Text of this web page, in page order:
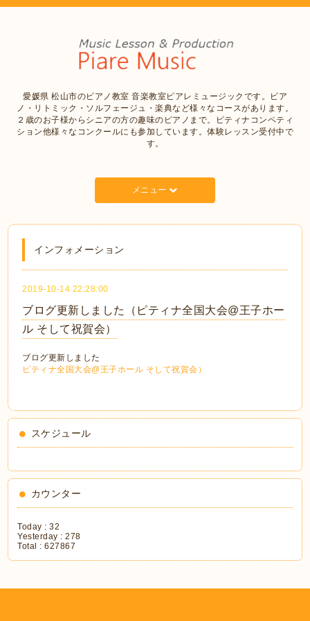
愛媛県 松山市のピアノ教室 音楽教室ピアレミュージックです。ピア
ノ・リトミック・ソルフェージュ・楽典など様々なコースがあります。
２歳のお子様からシニアの方の趣味のピアノまで。ピティナコンペティ
ション他様々なコンクールにも参加しています。体験レッスン受付中で
す。
メニュー
インフォメーション
2019-10-14 22:28:00
ブログ更新しました（ピティナ全国大会@王子ホー
ル そして祝賀会）
ブログ更新しました
ピティナ全国大会@王子ホール そして祝賀会）
スケジュール
カウンター
Today :32
Yesterday :278
Total :627867